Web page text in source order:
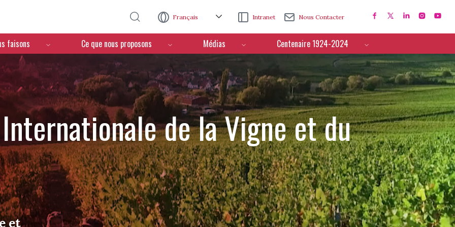
Français Intranet Nous Contacter
faisons Ce que nous proposons Médias Centenaire 1924-2024
de la Vigne et du
et